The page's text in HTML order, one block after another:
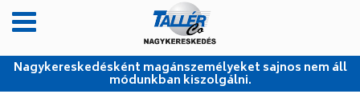
Nagykereskedésként magánszemélyeket sajnos nem áll
módunkban kiszolgálni.